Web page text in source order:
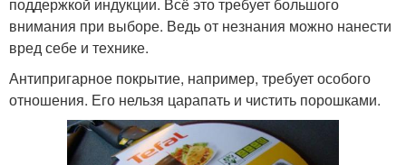
внимания при выборе. Ведь от незнания можно нанести
вред себе и технике.
Антипригарное покрытие, например, требует особого
отношения. Его нельзя царапать и чистить порошками.